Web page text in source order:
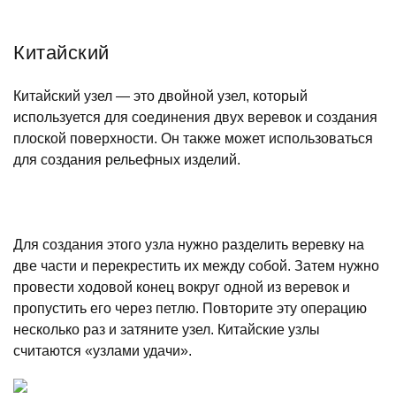
Китайский
Китайский узел — это двойной узел, который
используется для соединения двух веревок и создания
плоской поверхности. Он также может использоваться
для создания рельефных изделий.
Для создания этого узла нужно разделить веревку на
две части и перекрестить их между собой. Затем нужно
провести ходовой конец вокруг одной из веревок и
пропустить его через петлю. Повторите эту операцию
несколько раз и затяните узел. Китайские узлы
считаются «узлами удачи».